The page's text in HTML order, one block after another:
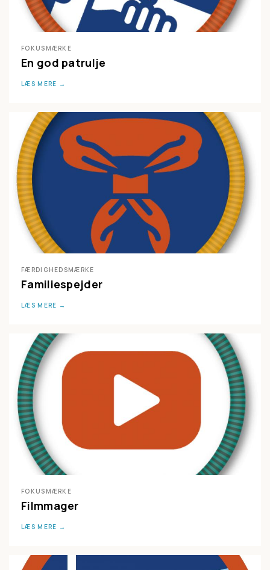
FOKUSMÆRKE
En god patrulje
LÆS MERE
FÆRDIGHEDSMÆRKE
Familiespejder
LÆS MERE
FOKUSMÆRKE
Filmmager
LÆS MERE